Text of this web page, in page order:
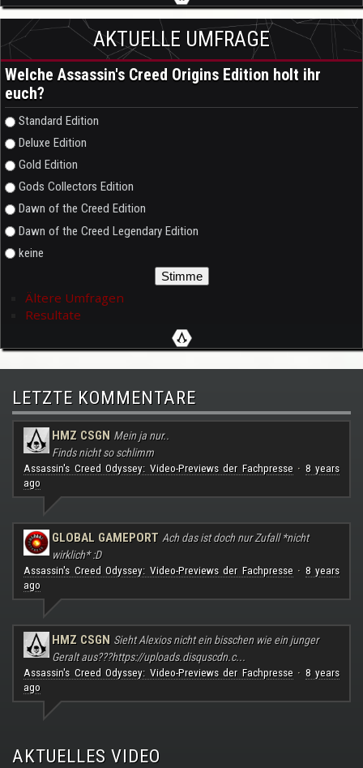
AKTUELLE UMFRAGE
Welche Assassin's Creed Origins Edition holt ihr
euch?
Auswahlmöglichkeiten
Standard Edition
Deluxe Edition
Gold Edition
Gods Collectors Edition
Dawn of the Creed Edition
Dawn of the Creed Legendary Edition
keine
Ältere Umfragen
Resultate
LETZTE KOMMENTARE
HMZ CSGN Mein ja nur..
Finds nicht so schlimm
Assassin's Creed Odyssey: Video-Previews der Fachpresse· 8 years
ago
GLOBAL GAMEPORT Ach das ist doch nur Zufall *nicht
wirklich* :D
Assassin's Creed Odyssey: Video-Previews der Fachpresse· 8 years
ago
HMZ CSGN Sieht Alexios nicht ein bisschen wie ein junger
Geralt aus???https://uploads.disquscdn.c...
Assassin's Creed Odyssey: Video-Previews der Fachpresse· 8 years
ago
AKTUELLES VIDEO